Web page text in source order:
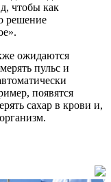
чтобы как
решение
ожидаются
пульс и
появятся
сахар в крови и,